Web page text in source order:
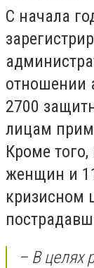
С начала
отношении
2700
лицам
Кроме
женщин и
кризисном
– В целях